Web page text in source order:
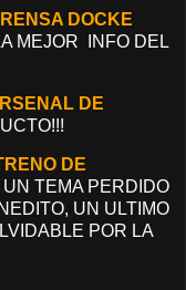
DOCKE
MEJOR INFO DEL
DE
DE
TEMA PERDIDO
UN ULTIMO
POR LA